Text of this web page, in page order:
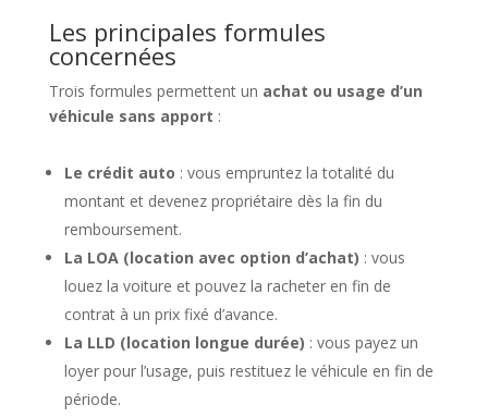
Les principales formules
concernées
Trois formules permettent un achat ou usage d’un
véhicule sans apport :
Le crédit auto : vous empruntez la totalité du
montant et devenez propriétaire dès la fin du
remboursement.
La LOA (location avec option d’achat) : vous
louez la voiture et pouvez la racheter en fin de
contrat à un prix fixé d’avance.
La LLD (location longue durée) : vous payez un
loyer pour l’usage, puis restituez le véhicule en fin de
période.